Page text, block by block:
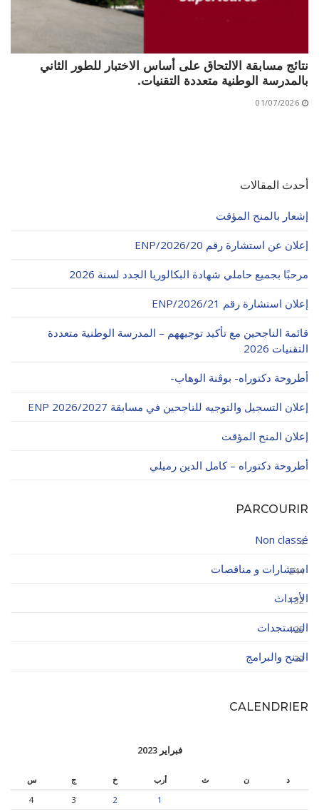
نتائج مسابقة الالتحاق على أساس الاختبار للطور الثاني
بالمدرسة الوطنية متعددة التقنيات.
01/07/2026
أحدث المقالات
إشعار بالمنح المؤقت
إعلان عن استشارة رقم 20/ENP/2026
مرحبًا بجميع حاملي شهادة البكالوريا الجدد لسنة 2026
إعلان استشارة رقم 21/ENP/2026
قائمة الناجحين مع تأكيد توجيههم – المدرسة الوطنية متعددة
التقنيات 2026
أطروحة دكتوراه- بوڨنة الوهاب-
إعلان التسجيل والتوجيه للناجحين في مسابقة ENP 2026/2027
إعلان المنح المؤقت
أطروحة دكتوراه – كامل الدين رميلي
PARCOURIR
Non classé
4
استشارات و مناقصات
244
الأحداث
132
المستجدات
125
المنح والبرامج
32
CALENDRIER
فبراير 2023
د ن ث أرب خ ج
س
1
2
3
4